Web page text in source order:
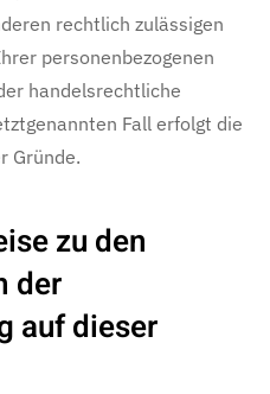
rechtlich zulässigen
personenbezogenen
handelsrechtliche
Fall erfolgt die
Gründe.
zu den
der
auf dieser